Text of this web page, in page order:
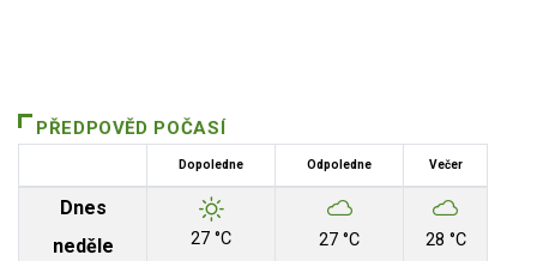
PŘEDPOVĚD POČASÍ
Dopoledne Odpoledne Večer
Dnes
neděle
27 °C 27 °C 28 °C